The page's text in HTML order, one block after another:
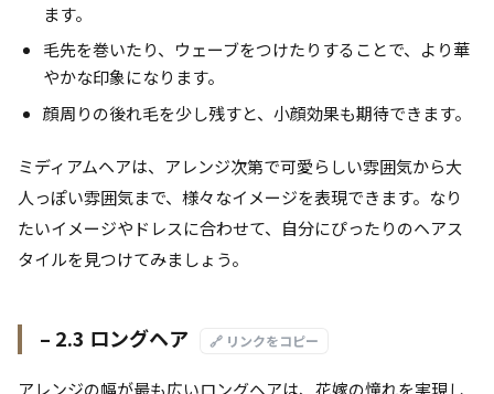
ます。
毛先を巻いたり、ウェーブをつけたりすることで、より華
やかな印象になります。
顔周りの後れ毛を少し残すと、小顔効果も期待できます。
ミディアムヘアは、アレンジ次第で可愛らしい雰囲気から大
人っぽい雰囲気まで、様々なイメージを表現できます。なり
たいイメージやドレスに合わせて、自分にぴったりのヘアス
タイルを見つけてみましょう。
– 2.3 ロングヘア 🔗 リンクをコピー
アレンジの幅が最も広いロングヘアは、花嫁の憧れを実現し